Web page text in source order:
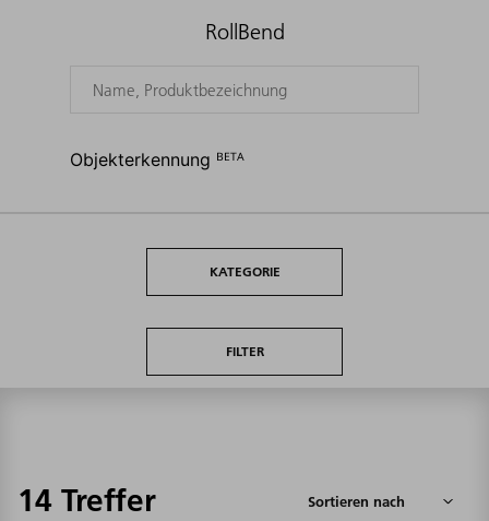
RollBend
Objekterkennung ᴮᴱᵀᴬ
KATEGORIE
FILTER
14 Treffer